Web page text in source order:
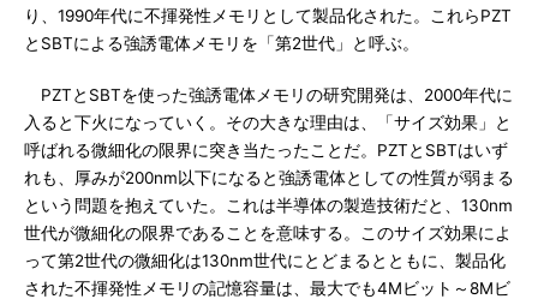
り、1990年代に不揮発性メモリとして製品化された。これらPZT
とSBTによる強誘電体メモリを「第2世代」と呼ぶ。
PZTとSBTを使った強誘電体メモリの研究開発は、2000年代に
入ると下火になっていく。その大きな理由は、「サイズ効果」と
呼ばれる微細化の限界に突き当たったことだ。PZTとSBTはいず
れも、厚みが200nm以下になると強誘電体としての性質が弱まる
という問題を抱えていた。これは半導体の製造技術だと、130nm
世代が微細化の限界であることを意味する。このサイズ効果によ
って第2世代の微細化は130nm世代にとどまるとともに、製品化
された不揮発性メモリの記憶容量は、最大でも4Mビット～8Mビ